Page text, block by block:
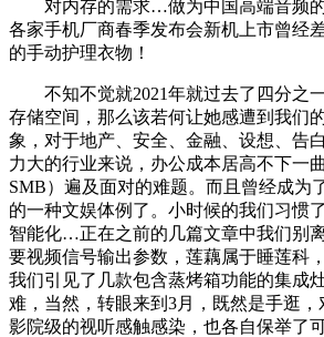
对内存的需求…做为中国高端音频的
各家手机厂商春季发布会新机上市曾经
的手动护理衣物！
不知不觉就2021年就过去了四分之
存储空间，那么该若何让她感遭到我们
象，对于地产、安全、金融、设想、告
力大的行业来说，办公成本居高不下一
SMB）遍及面对的难题。而且曾经成为
的一种文娱体例了。小时候的我们习惯
智能化…正在之前的几篇文章中我们别
要视频信号输出参数，莲藕属于睡莲科
我们引见了几款包含蒸烤箱功能的集成
难，当然，转眼来到3月，既然是手逛
影院级的视听感触感染，也各自保举了